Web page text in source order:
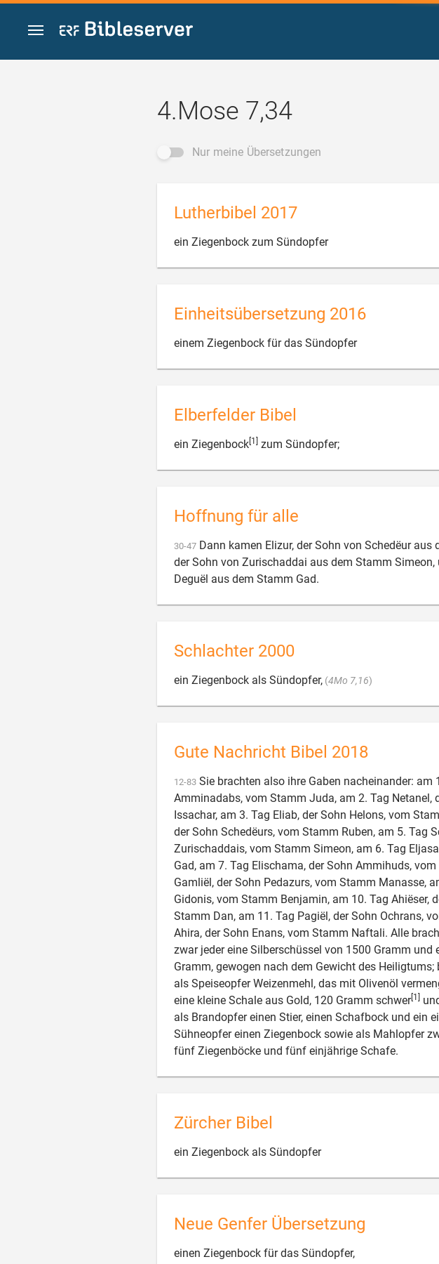
Zum Inhalt springen
4.Mose 7,34
Nur meine Übersetzungen
Lutherbibel 2017
ein Ziegenbock zum Sündopfer
Einheitsübersetzung 2016
einem Ziegenbock für das Sündopfer
Elberfelder Bibel
ein Ziegenbock [1] zum Sündopfer;
Hoffnung für alle
30-47 Dann kamen Elizur, der Sohn von Schedëur aus
der Sohn von Zurischaddai aus dem Stamm Simeon,
Deguël aus dem Stamm Gad.
Schlachter 2000
ein Ziegenbock als Sündopfer, (4Mo 7,16)
Gute Nachricht Bibel 2018
12-83 Sie brachten also ihre Gaben nacheinander: am
Amminadabs, vom Stamm Juda, am 2. Tag Netanel,
Issachar, am 3. Tag Eliab, der Sohn Helons, vom
der Sohn Schedëurs, vom Stamm Ruben, am 5. Tag
Zurischaddais, vom Stamm Simeon, am 6. Tag
Gad, am 7. Tag Elischama, der Sohn Ammihuds,
Gamliël, der Sohn Pedazurs, vom Stamm Manasse,
Gidonis, vom Stamm Benjamin, am 10. Tag Ahiëser,
Stamm Dan, am 11. Tag Pagiël, der Sohn Ochrans,
Ahira, der Sohn Enans, vom Stamm Naftali. Alle
zwar jeder eine Silberschüssel von 1500 Gramm und
Gramm, gewogen nach dem Gewicht des
als Speiseopfer Weizenmehl, das mit Olivenöl
eine kleine Schale aus Gold, 120 Gramm schwer[1]
als Brandopfer einen Stier, einen Schafbock und ein
Sühneopfer einen Ziegenbock sowie als Mahlopfer
fünf Ziegenböcke und fünf einjährige Schafe.
Zürcher Bibel
ein Ziegenbock als Sündopfer
Neue Genfer Übersetzung
einen Ziegenbock für das Sündopfer,